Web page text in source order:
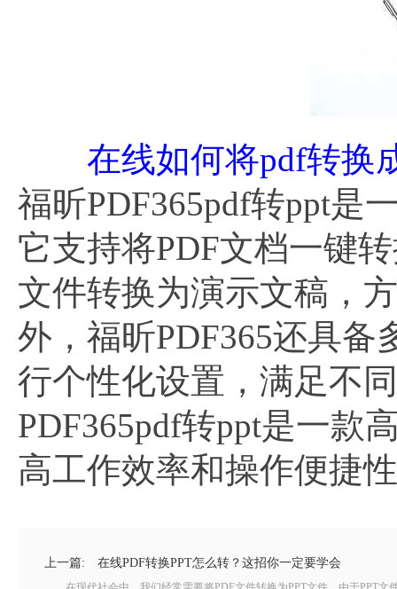
在线如何将pdf转换
福昕PDF365pdf转ppt是
它支持将PDF文档一键
文件转换为演示文稿，
外，福昕PDF365还具
行个性化设置，满足不
PDF365pdf转ppt是一款
高工作效率和操作便捷
上一篇: 在线PDF转换PPT怎么转？这招你一定要学会